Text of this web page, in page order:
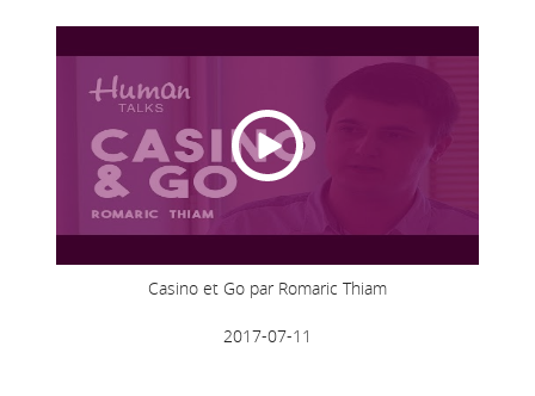
Casino et Go par Romaric Thiam
2017-07-11